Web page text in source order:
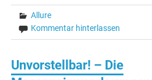
Allure
Kommentar hinterlassen
Unvorstellbar! – Die